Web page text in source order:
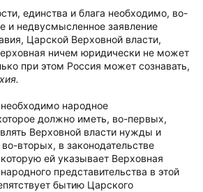
единства и блага необходимо, во-
и недвусмысленное заявление
Царской Верховной власти,
ничем юридически не может
при этом Россия может сознавать,
народное
должно иметь, во-первых,
Верховной власти нужды и
вторых, в законодательстве
ей указывает Верховная
представительства в этой
бытию Царского